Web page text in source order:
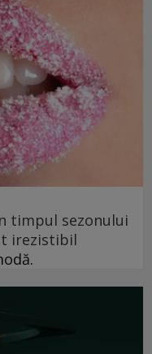
timpul sezonului
irezistibil